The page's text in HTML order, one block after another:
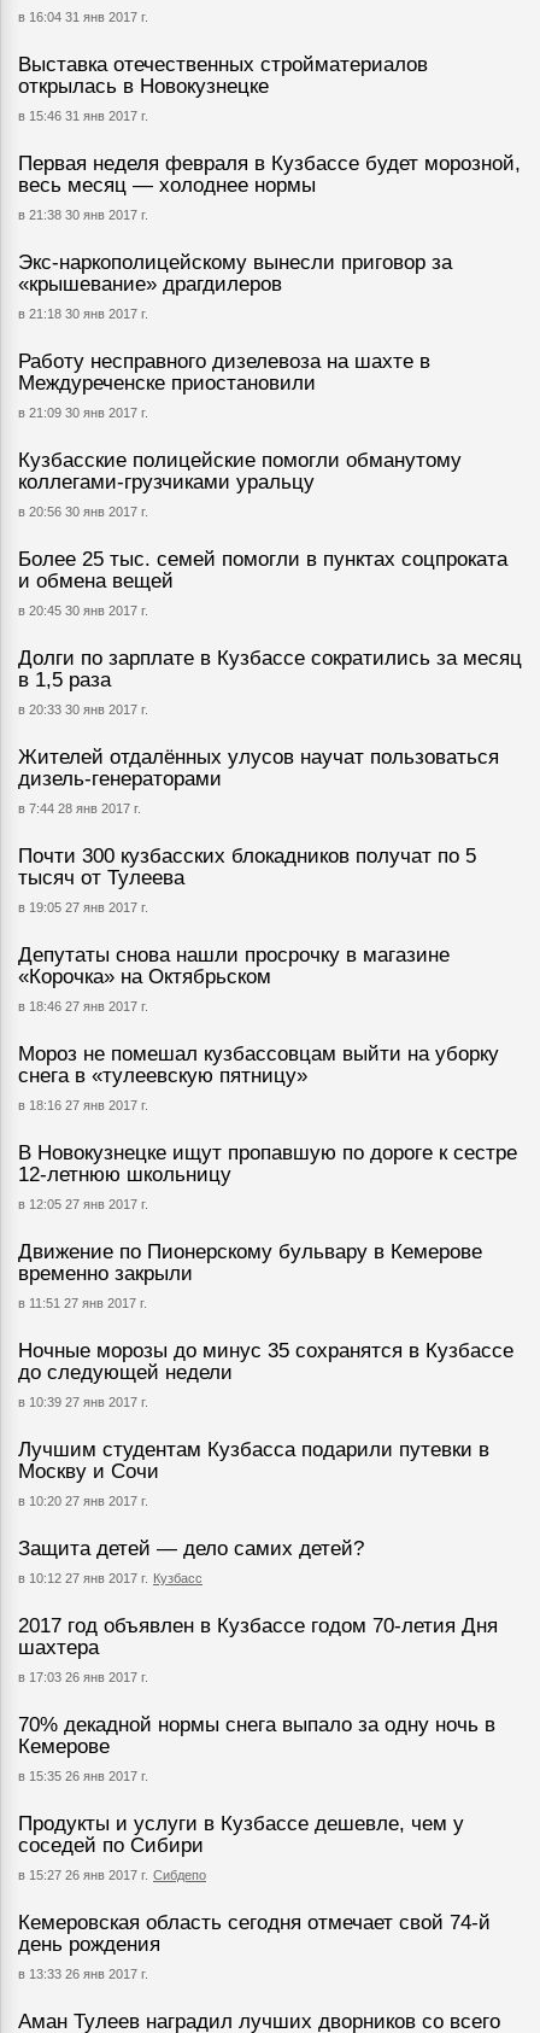
в 16:04 31 янв 2017 г.
Выставка отечественных стройматериалов
открылась в Новокузнецке
в 15:46 31 янв 2017 г.
Первая неделя февраля в Кузбассе будет морозной,
весь месяц — холоднее нормы
в 21:38 30 янв 2017 г.
Экс-наркополицейскому вынесли приговор за
«крышевание» драгдилеров
в 21:18 30 янв 2017 г.
Работу несправного дизелевоза на шахте в
Междуреченске приостановили
в 21:09 30 янв 2017 г.
Кузбасские полицейские помогли обманутому
коллегами-грузчиками уральцу
в 20:56 30 янв 2017 г.
Более 25 тыс. семей помогли в пунктах соцпроката
и обмена вещей
в 20:45 30 янв 2017 г.
Долги по зарплате в Кузбассе сократились за месяц
в 1,5 раза
в 20:33 30 янв 2017 г.
Жителей отдалённых улусов научат пользоваться
дизель-генераторами
в 7:44 28 янв 2017 г.
Почти 300 кузбасских блокадников получат по 5
тысяч от Тулеева
в 19:05 27 янв 2017 г.
Депутаты снова нашли просрочку в магазине
«Корочка» на Октябрьском
в 18:46 27 янв 2017 г.
Мороз не помешал кузбассовцам выйти на уборку
снега в «тулеевскую пятницу»
в 18:16 27 янв 2017 г.
В Новокузнецке ищут пропавшую по дороге к сестре
12-летнюю школьницу
в 12:05 27 янв 2017 г.
Движение по Пионерскому бульвару в Кемерове
временно закрыли
в 11:51 27 янв 2017 г.
Ночные морозы до минус 35 сохранятся в Кузбассе
до следующей недели
в 10:39 27 янв 2017 г.
Лучшим студентам Кузбасса подарили путевки в
Москву и Сочи
в 10:20 27 янв 2017 г.
Защита детей — дело самих детей?
в 10:12 27 янв 2017 г. Кузбасс
2017 год объявлен в Кузбассе годом 70-летия Дня
шахтера
в 17:03 26 янв 2017 г.
70% декадной нормы снега выпало за одну ночь в
Кемерове
в 15:35 26 янв 2017 г.
Продукты и услуги в Кузбассе дешевле, чем у
соседей по Сибири
в 15:27 26 янв 2017 г. Сибдепо
Кемеровская область сегодня отмечает свой 74-й
день рождения
в 13:33 26 янв 2017 г.
Аман Тулеев наградил лучших дворников со всего